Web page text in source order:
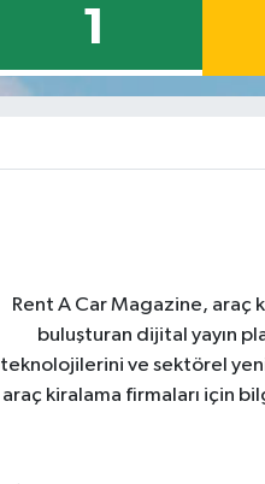
1
Rent A Car Magazine, araç
buluşturan dijital yayın
teknolojilerini ve sektörel
araç kiralama firmaları için